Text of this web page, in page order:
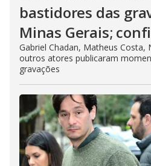
bastidores das
Minas Gerais;
Gabriel Chadan, Matheus Costa,
outros atores publicaram
gravações